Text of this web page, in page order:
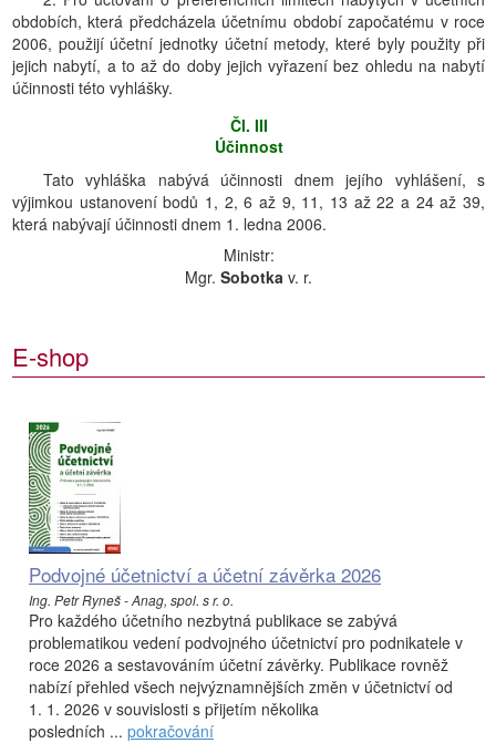
obdobích, která předcházela účetnímu období započatému v roce
2006, použijí účetní jednotky účetní metody, které byly použity při
jejich nabytí, a to až do doby jejich vyřazení bez ohledu na nabytí
účinnosti této vyhlášky.
Čl. III
Účinnost
Tato vyhláška nabývá účinnosti dnem jejího vyhlášení, s
výjimkou ustanovení bodů 1, 2, 6 až 9, 11, 13 až 22 a 24 až 39,
která nabývají účinnosti dnem 1. ledna 2006.
Ministr:
Mgr. Sobotka v. r.
E-shop
Podvojné účetnictví a účetní závěrka 2026
Ing. Petr Ryneš - Anag, spol. s r. o.
Pro každého účetního nezbytná publikace se zabývá
problematikou vedení podvojného účetnictví pro podnikatele v
roce 2026 a sestavováním účetní závěrky. Publikace rovněž
nabízí přehled všech nejvýznamnějších změn v účetnictví od
1. 1. 2026 v souvislosti s přijetím několika
posledních ... pokračování